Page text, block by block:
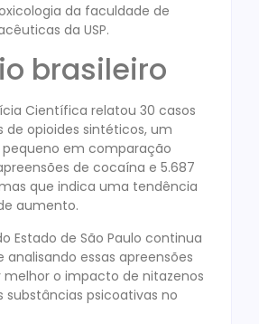
da faculdade de
da USP.
brasileiro
Científica relatou 30 casos
de opioides sintéticos, um
em comparação
de cocaína e 5.687
que indica uma tendência
aumento.
Estado de São Paulo continua
essas apreensões
o impacto de nitazenos
substâncias psicoativas no